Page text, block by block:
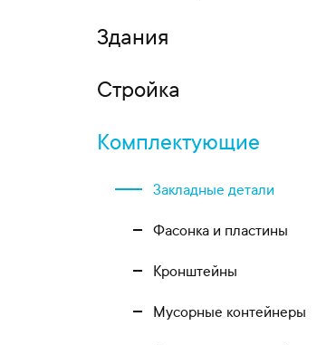
Здания
Стройка
Комплектующие
Закладные детали
Фасонка и пластины
Кронштейны
Мусорные контейнеры